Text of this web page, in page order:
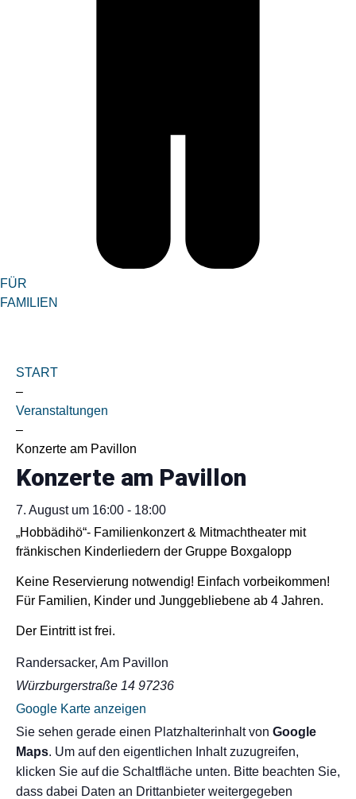
FÜR
FAMILIEN
START
–
Veranstaltungen
–
Konzerte am Pavillon
Konzerte am Pavillon
7. August um 16:00 - 18:00
„Hobbädihö“- Familienkonzert & Mitmachtheater mit
fränkischen Kinderliedern der Gruppe Boxgalopp
Keine Reservierung notwendig! Einfach vorbeikommen!
Für Familien, Kinder und Junggebliebene ab 4 Jahren.
Der Eintritt ist frei.
Randersacker, Am Pavillon
Würzburgerstraße 14 97236
Google Karte anzeigen
Sie sehen gerade einen Platzhalterinhalt von Google
Maps. Um auf den eigentlichen Inhalt zuzugreifen,
klicken Sie auf die Schaltfläche unten. Bitte beachten Sie,
dass dabei Daten an Drittanbieter weitergegeben